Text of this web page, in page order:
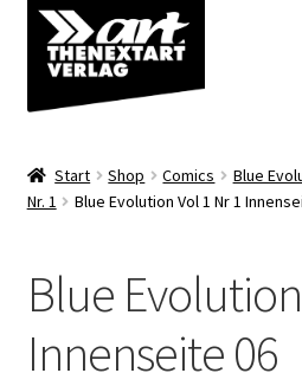
Zur
Navigation
springen
Zum
Inhalt
springen
Shop
Start Shop Comics Blue
Nr. 1
Blue Evolution Vol 1 Nr 1
Blue
Innenseite 06